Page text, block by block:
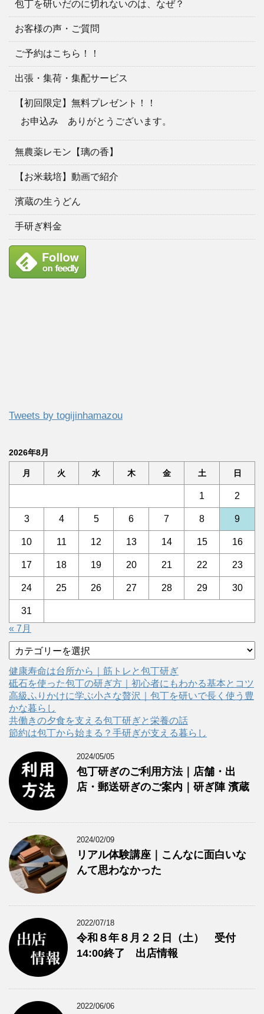
包丁を研いだのに切れないのは、なぜ？
お客様の声・ご質問
ご予約はこちら！！
出張・集荷・集配サービス
【初回限定】無料プレゼント！！
お申込み ありがとうございます。
無農薬レモン【璃の香】
【お米栽培】動画で紹介
濱蔵の生うどん
手研ぎ料金
Tweets by togijinhamazou
2026年8月
月 火 水 木 金 土 日
1 2
3 4 5 6 7 8 9
10 11 12 13 14 15 16
17 18 19 20 21 22 23
24 25 26 27 28 29 30
31
« 7月
テ
ゴ
リ
ー
健康寿命は台所から｜筋トレと包丁研ぎ
砥石を使った包丁の研ぎ方｜初心者にもわかる基本とコツ
高級ふりかけに学ぶ小さな贅沢｜包丁を研いで長く使う豊
かな暮らし
共働きの夕食を支える包丁研ぎと栄養の話
節約は包丁から始まる？手研ぎが支える暮らし
2024/05/05
包丁研ぎのご利用方法｜店舗・出
店・郵送研ぎのご案内｜研ぎ陣 濱蔵
2024/02/09
リアル体験講座｜こんなに面白いな
んて思わなかった
2022/07/18
令和８年８月２２日（土） 受付
14:00終了 出店情報
2022/06/06